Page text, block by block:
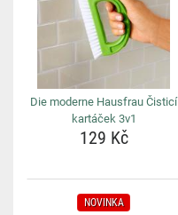
Die moderne Hausfrau Čisticí
kartáček 3v1
129 Kč
NOVINKA